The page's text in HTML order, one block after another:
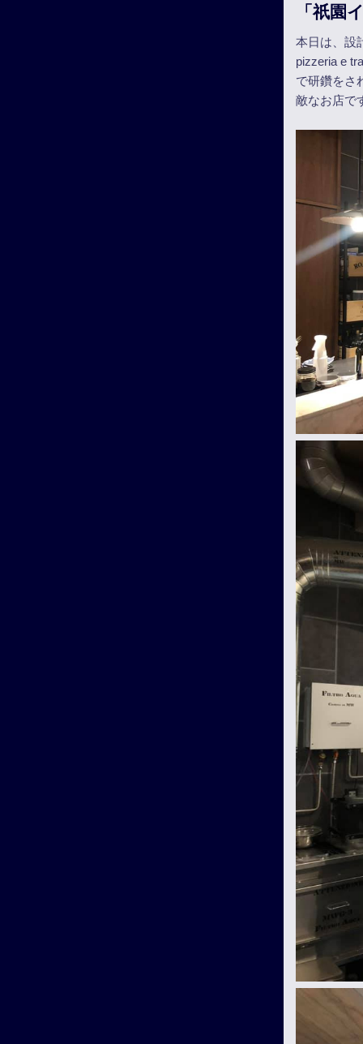
「祇園
本日は、設
pizzeria e
で研鑽をさ
敵なお店で